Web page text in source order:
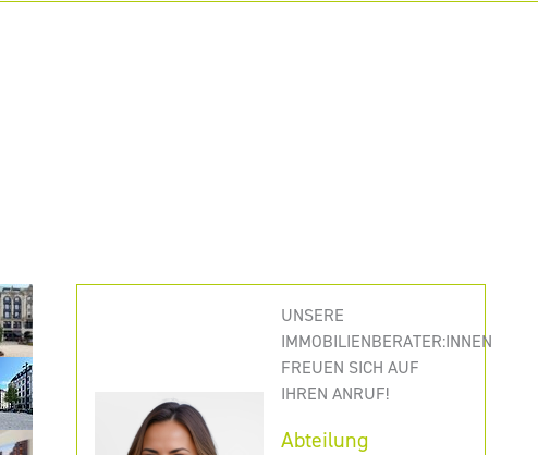
UNSERE
IMMOBILIENBERATER:INNEN
FREUEN SICH AUF
IHREN ANRUF!
Abteilung